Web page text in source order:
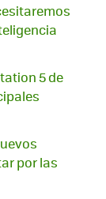
5 de
por las